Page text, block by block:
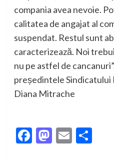
compania avea nevoie.
calitatea de angajat al
suspendat. Restul sunt
caracterizează. Noi
nu pe astfel de
președintele Sindicatului
Diana Mitrache
Facebook
Mastodon
Email